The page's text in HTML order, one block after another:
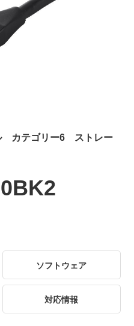
カテゴリー6 ストレー
ソフトウェア
対応情報